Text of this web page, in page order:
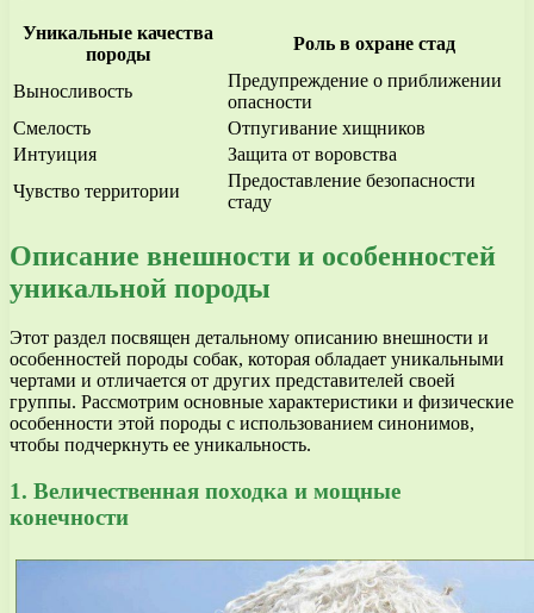
Уникальные качества
породы
Роль в охране стад
Выносливость
Предупреждение о приближении
опасности
Смелость
Отпугивание хищников
Интуиция
Защита от воровства
Чувство территории
Предоставление безопасности
стаду
Описание внешности и особенностей
уникальной породы
Этот раздел посвящен детальному описанию внешности и
особенностей породы собак, которая обладает уникальными
чертами и отличается от других представителей своей
группы. Рассмотрим основные характеристики и физические
особенности этой породы с использованием синонимов,
чтобы подчеркнуть ее уникальность.
1. Величественная походка и мощные
конечности